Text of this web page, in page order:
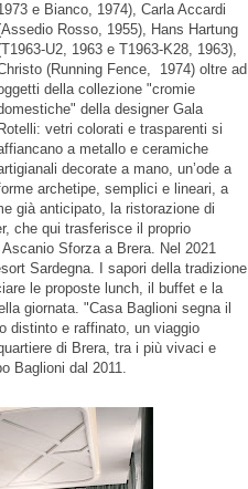
e Bianco, 1974), Carla Accardi
Rosso, 1955), Hans Hartung
U2, 1963 e T1963-K28, 1963),
(Running Fence, 1974) oltre ad
della collezione "cromie
della designer Gala
Rotelli: vetri colorati e trasparenti si
a metallo e ceramiche
decorate a mano, un’ode a
archetipe, semplici e lineari, a
già anticipato, la ristorazione di
che qui trasferisce il proprio
Sforza a Brera. Nel 2021
Sardegna. I sapori della tradizione
le proposte lunch, il buffet e la
giornata. "Casa Baglioni segna il
distinto e raffinato, un viaggio
di Brera, tra i più vivaci e
Baglioni dal 2011.